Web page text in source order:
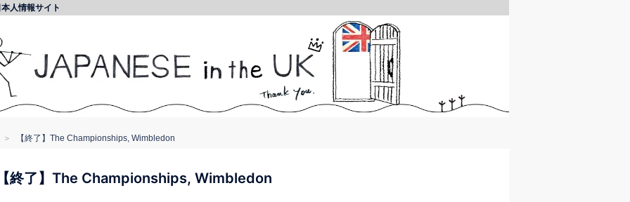
人情報サイト
【終了】The Championships, Wimbledon
終了】The Championships, Wimbledon